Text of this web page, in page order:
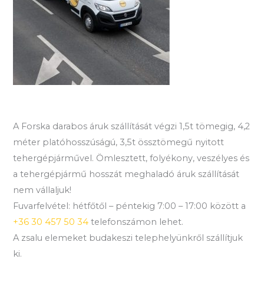
A Forska darabos áruk szállítását végzi 1,5t tömegig, 4,2
méter platóhosszúságú, 3,5t össztömegű nyitott
tehergépjárművel. Ömlesztett, folyékony, veszélyes és
a tehergépjármű hosszát meghaladó áruk szállítását
nem vállaljuk!
Fuvarfelvétel: hétfőtől – péntekig 7:00 – 17:00 között a
+36 30 457 50 34 telefonszámon lehet.
A zsalu elemeket budakeszi telephelyünkről szállítjuk
ki.